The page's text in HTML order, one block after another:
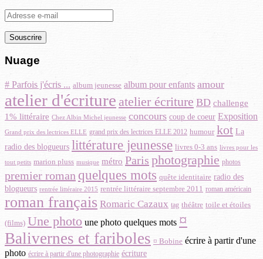
Adresse
e-
mail
Nuage
# Parfois j'écris ... album jeunesse album pour enfants amour
atelier d'écriture atelier écriture BD challenge
1% littéraire Chez Albin Michel jeunesse concours coup de coeur Exposition
Grand prix des lectrices ELLE grand prix des lectrices ELLE 2012 humour kot La
radio des blogueurs littérature jeunesse livres 0-3 ans livres pour les
tout petits marion pluss musique métro Paris photographie photos
premier roman quelques mots quête identitaire radio des
blogueurs rentrée littéraire 2015 rentrée littéraire septembre 2011 roman américain
roman français Romaric Cazaux tag théâtre toile et étoiles
(films) Une photo une photo quelques mots ¤
Balivernes et fariboles ¤ Bobine écrire à partir d'une
photo écrire à partir d'une photographie écriture